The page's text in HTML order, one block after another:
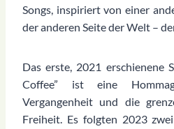
Songs, inspiriert von einer
der anderen Seite der Welt –
Das erste, 2021 erschienene
Coffee” ist eine
Vergangenheit und die
Freiheit. Es folgten 2023